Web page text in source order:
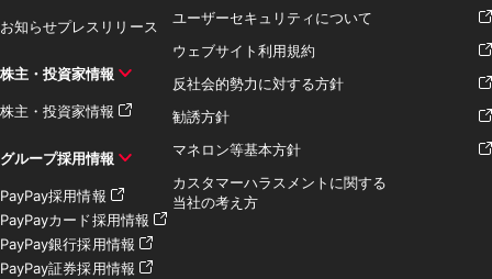
お知らせプレスリリース
株主・投資家情報
株主・投資家情報
グループ採用情報
PayPay採用情報
PayPayカード採用情報
PayPay銀行採用情報
PayPay証券採用情報
ユーザーセキュリティについて
ウェブサイト利用規約
反社会的勢力に対する方針
勧誘方針
マネロン等基本方針
カスタマーハラスメントに関する
当社の考え方